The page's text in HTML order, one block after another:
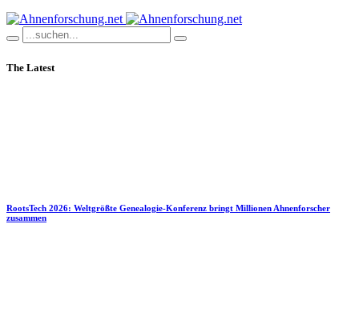
The Latest
RootsTech 2026: Weltgrößte Genealogie-Konferenz bringt Millionen Ahnenforscher
zusammen